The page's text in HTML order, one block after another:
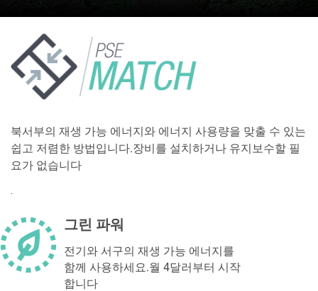
북서부의 재생 가능 에너지와 에너지 사용량을 맞출 수 있는
쉽고 저렴한 방법입니다.장비를 설치하거나 유지보수할 필
요가 없습니다
.
그린 파워
전기와 서구의 재생 가능 에너지를
함께 사용하세요.월 4달러부터 시작
합니다